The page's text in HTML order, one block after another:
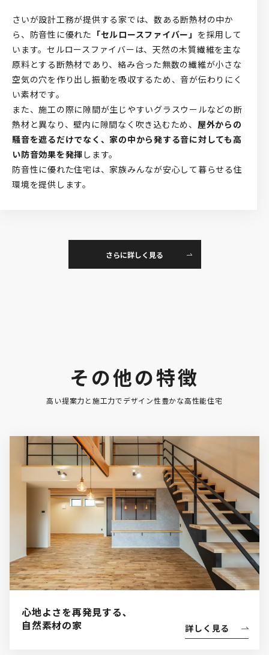
さいが設計工務が提供する家では、数ある断熱材の中か
ら、防音性に優れた 「セルロースファイバー」 を採用して
います。セルロースファイバーは、天然の木質繊維を主な
原料とする断熱材であり、絡み合った無数の繊維が小さな
空気の穴を作り出し振動を吸収するため、音が伝わりにく
い素材です。
また、施工の際に隙間が生じやすいグラスウールなどの断
熱材と異なり、壁内に隙間なく吹き込むため、 屋外からの
騒音を遮るだけでなく、家の中から発する音に対しても高
い防音効果を発揮 します。
防音性に優れた住宅は、家族みんなが安心して暮らせる住
環境を提供します。
さらに詳しく見る
その他の特徴
高い提案力と施工力でデザイン性豊かな高性能住宅
心地よさを再発見する､
自然素材の家
詳しく見る